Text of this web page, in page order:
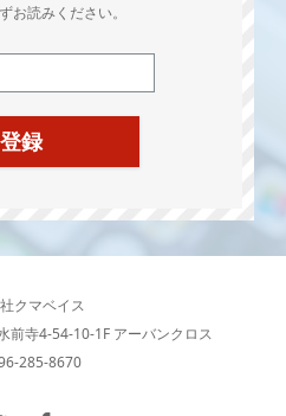
お読みください。
クマベイス
前寺4-54-10-1F アーバンクロス
285-8670